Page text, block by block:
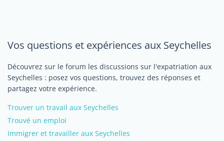
Vos questions et expériences aux Seychelles
Découvrez sur le forum les discussions sur l'expatriation aux
Seychelles : posez vos questions, trouvez des réponses et
partagez votre expérience.
Trouver un travail aux Seychelles
Trouvé un emploi
Immigrer et travailler aux Seychelles